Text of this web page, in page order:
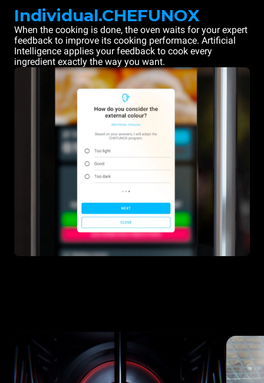
Individual.CHEFUNOX
When the cooking is done, the oven waits for your expert
feedback to improve its cooking performace. Artificial
Intelligence applies your feedback to cook every
ingredient exactly the way you want.